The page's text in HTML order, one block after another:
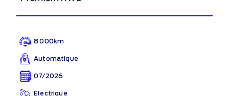
8 000km
Automatique
07/2026
Electrique